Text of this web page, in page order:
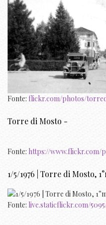
Fonte: flickr.com/photos/
Torre di Mosto -
Fonte: https://www.flickr.com/
1/5/1976 | Torre di Mosto,
Fonte: live.staticflickr.com/